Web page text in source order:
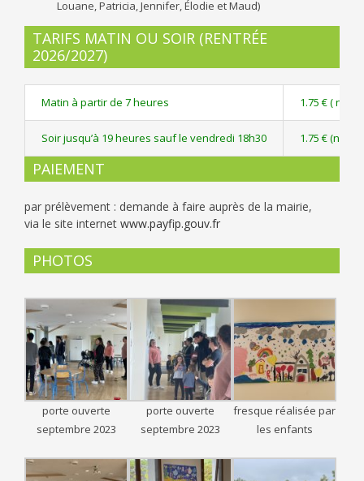
Louane, Patricia, Jennifer, Élodie et Maud)
TARIFS MATIN OU SOIR (RENTRÉE
2026/2027)
Matin à partir de 7 heures 1.75 € ( non
Soir jusqu’à 19 heures sauf le vendredi 18h30 1.75 € (non
PAIEMENT
par prélèvement : demande à faire auprès de la mairie,
via le site internet www.payfip.gouv.fr
PHOTOS
porte ouverte
septembre 2023
porte ouverte
septembre 2023
fresque réalisée par
les enfants